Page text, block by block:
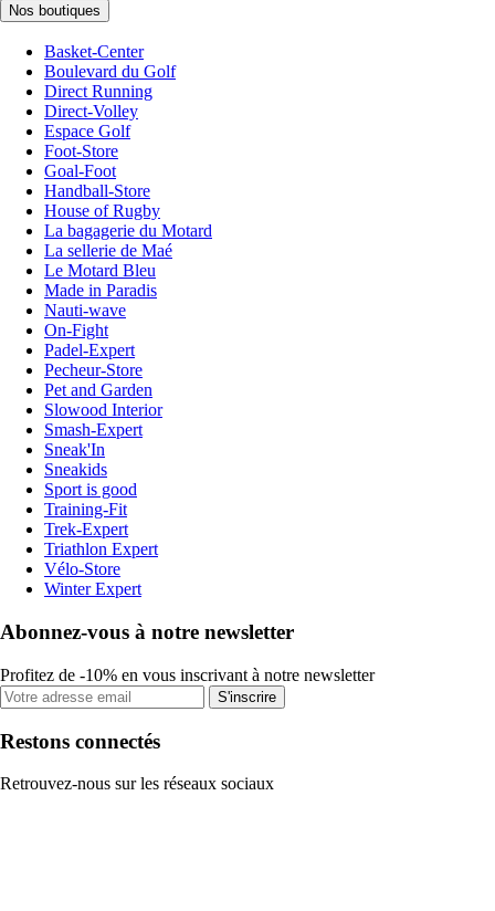
Nos boutiques
Basket-Center
Boulevard du Golf
Direct Running
Direct-Volley
Espace Golf
Foot-Store
Goal-Foot
Handball-Store
House of Rugby
La bagagerie du Motard
La sellerie de Maé
Le Motard Bleu
Made in Paradis
Nauti-wave
On-Fight
Padel-Expert
Pecheur-Store
Pet and Garden
Slowood Interior
Smash-Expert
Sneak'In
Sneakids
Sport is good
Training-Fit
Trek-Expert
Triathlon Expert
Vélo-Store
Winter Expert
Abonnez-vous à notre newsletter
Profitez de -10% en vous inscrivant à notre newsletter
S'inscrire
Restons connectés
Retrouvez-nous sur les réseaux sociaux